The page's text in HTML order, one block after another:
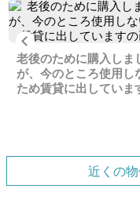
Previous
老後のために購入しま
が、今のところ使用し
ため賃貸に出していま
近くの